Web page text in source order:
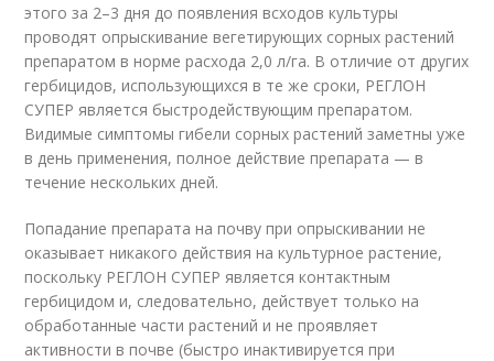
этого за 2–3 дня до появления всходов культуры
проводят опрыскивание вегетирующих сорных растений
препаратом в норме расхода 2,0 л/га. В отличие от других
гербицидов, использующихся в те же сроки, РЕГЛОН
СУПЕР является быстродействующим препаратом.
Видимые симптомы гибели сорных растений заметны уже
в день применения, полное действие препарата — в
течение нескольких дней.
Попадание препарата на почву при опрыскивании не
оказывает никакого действия на культурное растение,
поскольку РЕГЛОН СУПЕР является контактным
гербицидом и, следовательно, действует только на
обработанные части растений и не проявляет
активности в почве (быстро инактивируется при